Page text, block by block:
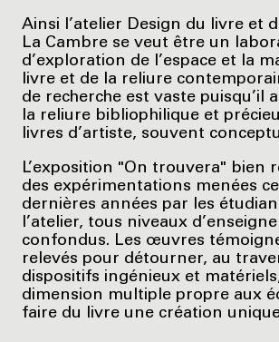
Ainsi l’atelier Design du livre et
La Cambre se veut être un
d’exploration de l’espace et la
livre et de la reliure
de recherche est vaste puisqu’il
la reliure bibliophilique et
livres d’artiste, souvent
L’exposition "On trouvera" bien
des expérimentations menées
dernières années par les
l’atelier, tous niveaux
confondus. Les œuvres
relevés pour détourner, au
dispositifs ingénieux et
dimension multiple propre aux
faire du livre une création